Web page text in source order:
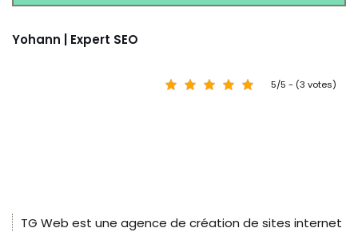
Yohann | Expert SEO
5/5 - (3 votes)
TG Web est une agence de création de sites internet